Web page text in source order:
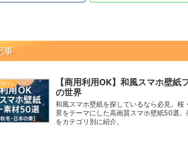
事
ザイン
【商用利用OK】和風スマホ壁
の世界
和風スマホ壁紙を探しているなら必見。
景をテーマにした高画質スマホ壁紙50選
をカテゴリ別に紹介。